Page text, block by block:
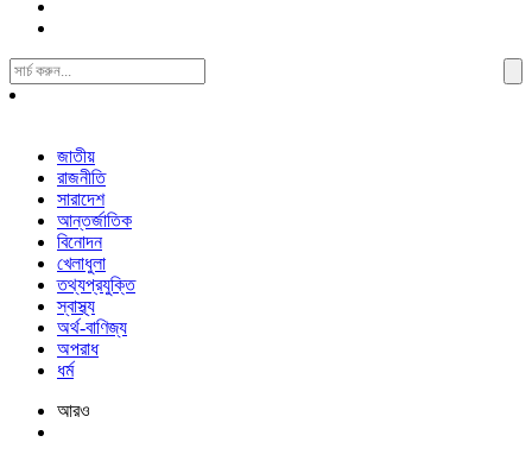
Search
For:
জাতীয়
রাজনীতি
সারাদেশ
আন্তর্জাতিক
বিনোদন
খেলাধুলা
তথ্যপ্রযুক্তি
স্বাস্থ্য
অর্থ-বাণিজ্য
অপরাধ
ধর্ম
আরও